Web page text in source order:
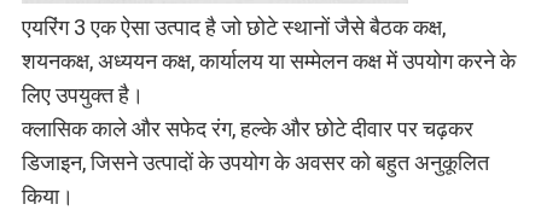
एयरिंग 3 एक ऐसा उत्पाद है जो छोटे स्थानों जैसे बैठक कक्ष,
शयनकक्ष, अध्ययन कक्ष, कार्यालय या सम्मेलन कक्ष में उपयोग करने के
लिए उपयुक्त है।
क्लासिक काले और सफेद रंग, हल्के और छोटे दीवार पर चढ़कर
डिजाइन, जिसने उत्पादों के उपयोग के अवसर को बहुत अनुकूलित
किया।